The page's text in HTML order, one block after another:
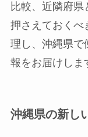
比較、近隣府
押さえておくべ
理し、沖縄県で
報をお届けしま
沖縄県の新し